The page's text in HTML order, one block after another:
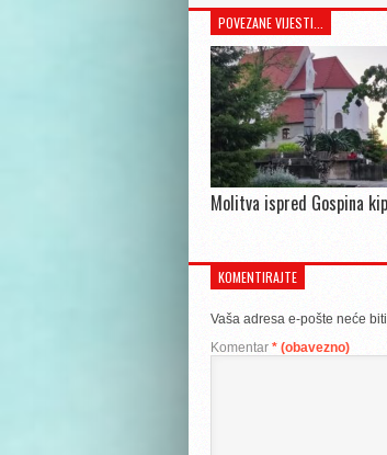
POVEZANE VIJESTI...
Molitva ispred Gospina
KOMENTIRAJTE
Vaša adresa e-pošte neće
Komentar * (obavezno)